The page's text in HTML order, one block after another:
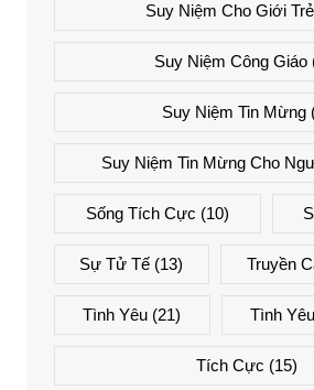
Suy Niệm Cho Giới Trẻ
Suy Niệm Công Giáo
Suy Niệm Tin Mừng
Suy Niệm Tin Mừng Cho
Sống Tích Cực (10)
Sự Tử Tế (13) Truyền
Tình Yêu (21) Tình
Tích Cực (15)